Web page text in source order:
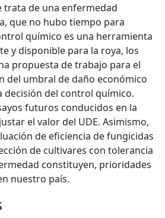
trata de una enfermedad
que no hubo tiempo para
químico es una herramienta
y disponible para la roya, los
propuesta de trabajo para el
del umbral de daño económico
decisión del control químico.
futuros conducidos en la
el valor del UDE. Asimismo,
de eficiencia de fungicidas
de cultivares con tolerancia
constituyen, prioridades
nuestro país.